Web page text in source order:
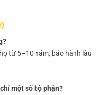
từ 5–10 năm, bảo hành lâu
một số bộ phận?